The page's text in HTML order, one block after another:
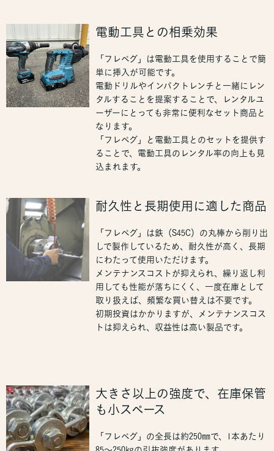
電動工具との相乗効果
「フレペグ」は電動工具を使用することで簡
単に挿入が可能です。
電動ドリルやインパクトレンチと一緒にレン
タルすることを提案することで、レンタルユ
ーザーにとっても非常に便利なセット商品と
なります。
「フレペグ」と電動工具とのセットを提供す
ることで、電動工具のレンタル率の向上も見
込まれます。
耐久性と長期使用に適した商品
「フレペグ」は鉄（S45C）の丸棒から削り出
しで製作しているため、耐久性が高く、長期
にわたって使用いただけます。
メンテナンスコストが抑えられ、繰り返し利
用しても性能が落ちにくく、一度在庫として
取り扱えば、頻繁な買い替えは不要です。
初期投資はかかりますが、メンテナンスコス
トは抑えられ、収益性は高い製品です。
大きさ以上の強度で、在庫保管
も小スペース
「フレペグ」の全長は約250㎜で、1本あたり